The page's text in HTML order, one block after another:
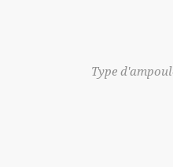
Type